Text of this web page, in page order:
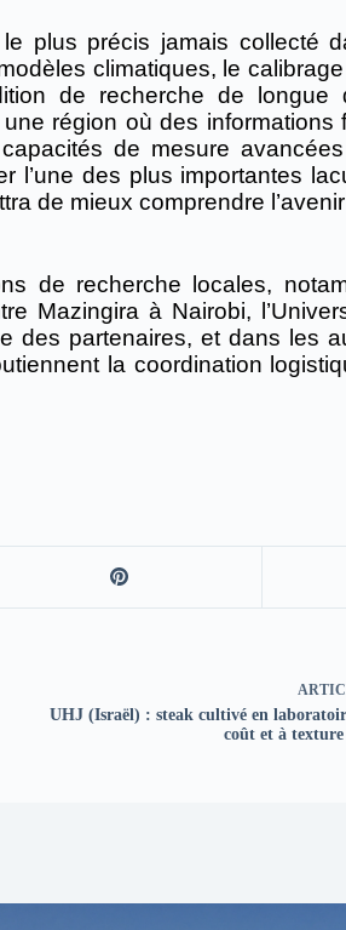
plus précis jamais collecté
climatiques, le
de recherche de longue
région où des informations
de mesure
l’une des plus importantes
de mieux comprendre
de recherche locales,
Mazingira à Nairobi,
des partenaires, et dans les
la coordination
UHJ (Israël) : steak cultivé en
coût et à